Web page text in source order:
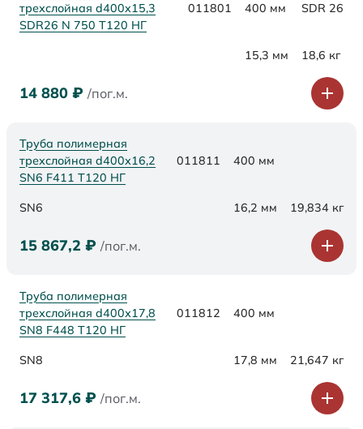
трехслойная d400x15,3
SDR26 N 750 Т120 НГ
011801 400 мм SDR 26
15,3 мм 18,6 кг
14 880 ₽ /пог.м.
Труба полимерная
трехслойная d400х16,2
SN6 F411 Т120 НГ
011811 400 мм
SN6 16,2 мм 19,834 кг
15 867,2 ₽ /пог.м.
Труба полимерная
трехслойная d400х17,8
SN8 F448 Т120 НГ
011812 400 мм
SN8 17,8 мм 21,647 кг
17 317,6 ₽ /пог.м.